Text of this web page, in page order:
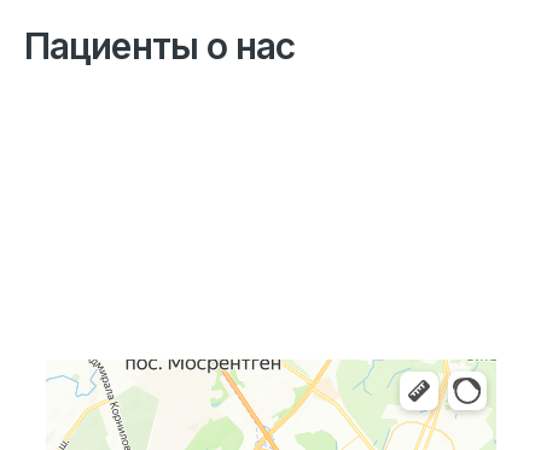
Пациенты о нас